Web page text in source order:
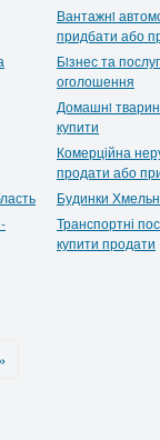
Вантажнi
придбати або
Бiзнес та
оголошення
Домашнi
купити
Комерційна
продати або
Будинки
Транспортні
купити продати